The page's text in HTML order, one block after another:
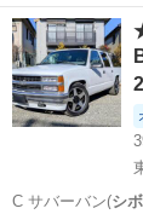
ガソ…
東京 昭島市
C サバーバン(シ